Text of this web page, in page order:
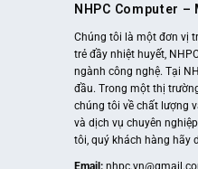
NHPC Computer –
Chúng tôi là một đơn vị
trẻ đầy nhiệt huyết,
ngành công nghệ. Tại
đầu. Trong một thị
chúng tôi về chất lượng
và dịch vụ chuyên
tôi, quý khách hàng hãy
Email: